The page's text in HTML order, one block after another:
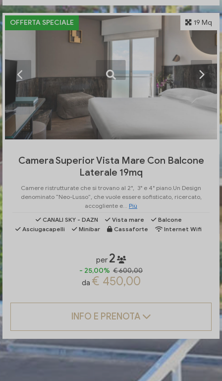
19 Mq
OFFERTA SPECIALE
Camera Superior Vista Mare Con Balcone
Laterale 19mq
Camere ristrutturate che si trovano al 2°, 3° e 4° piano.Un Design
denominato “Neo-Lusso”, che vuole essere sofisticato, ricercato,
accogliente e... Più
CANALI SKY - DAZN
Vista mare
Balcone
Asciugacapelli
Minibar Cassaforte Internet Wifi
per2
- 25,00% € 600,00
da € 450,00
INFO E PRENOTA